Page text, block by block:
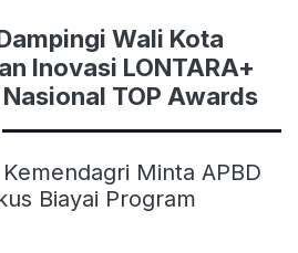
Wali Kota
Inovasi LONTARA+
TOP Awards
Minta APBD
Biayai Program